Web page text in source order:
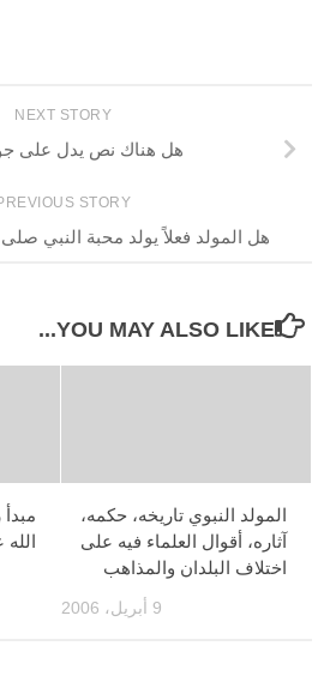
NEXT STORY
هل هناك نص يدل على
STORY
هل المولد فعلاً يولد محبة النبي
YOU MAY ALSO LIKE...
المولد النبوي تاريخه، حكمه،
آثاره، أقوال العلماء فيه على
اختلاف البلدان والمذاهب
9 أبريل، 2006